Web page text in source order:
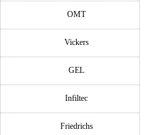
OMT
Vickers
GEL
Infiltec
Friedrichs